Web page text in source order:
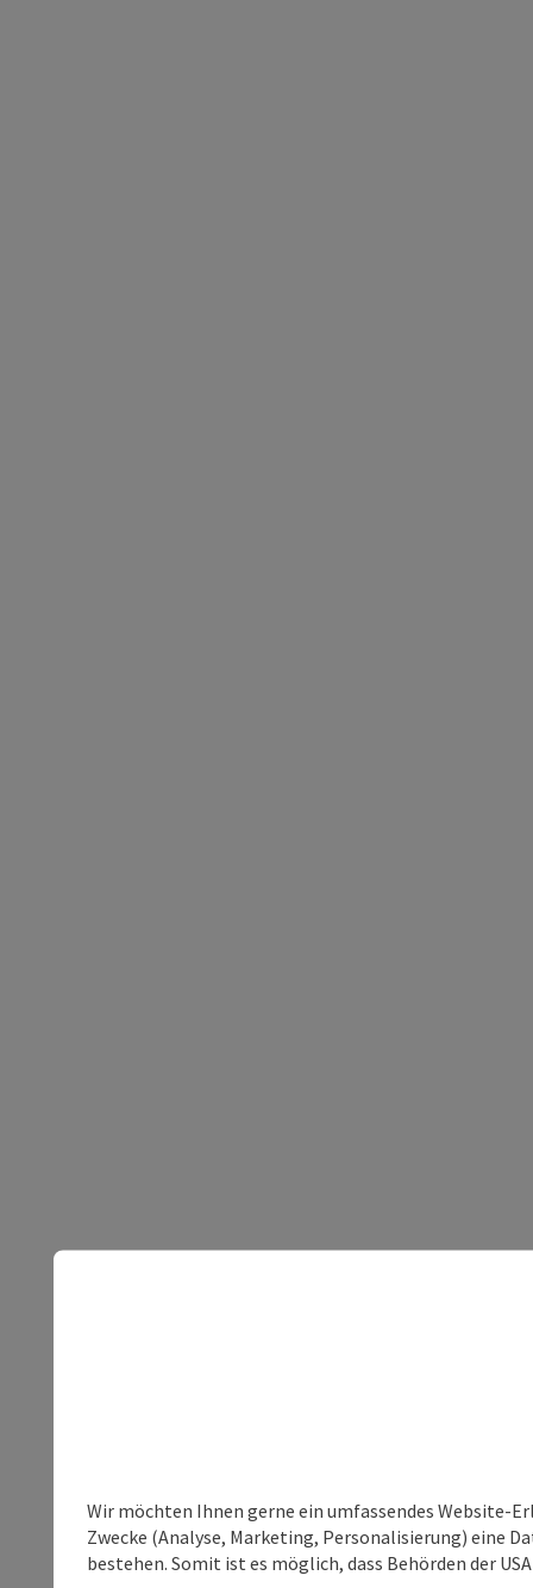
Wir möchten Ihnen gerne ein umfassendes Website-
Zwecke (Analyse, Marketing, Personalisierung) eine
bestehen. Somit ist es möglich, dass Behörden der